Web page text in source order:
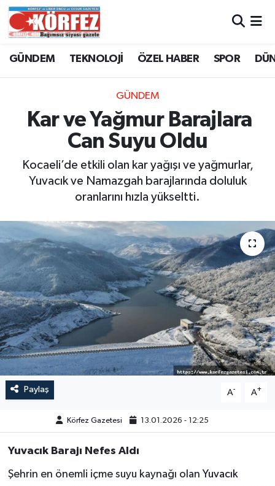
GÜNDEM TEKNOLOJİ ÖZEL HABER SPOR
GÜNDEM
Kar ve Yağmur Barajlara
Can Suyu Oldu
Kocaeli’de etkili olan kar yağışı ve yağmurlar,
Yuvacık ve Namazgah barajlarında doluluk
oranlarını hızla yükseltti.
Paylaş A- A+
Körfez Gazetesi 13.01.2026 - 12:25
Yuvacık Barajı Nefes Aldı
Şehrin en önemli içme suyu kaynağı olan Yuvacık
Trafik Durumu
Süper Lig Puan Durumu ve Fikstür
Tüm Manşetler
Son Dakika Haberleri
Haber Arşivi